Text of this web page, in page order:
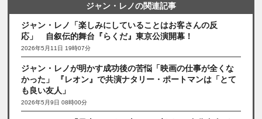
ジャン・レノの関連記事
ジャン・レノ「楽しみにしていることはお客さんの反
応」 自叙伝的舞台『らくだ』東京公演開幕！
2026年5月11日 19時07分
ジャン・レノが明かす成功後の苦悩「映画の仕事が全くな
かった」 『レオン』で共演ナタリー・ポートマンは「とて
も良い友人」
2026年5月9日 08時00分